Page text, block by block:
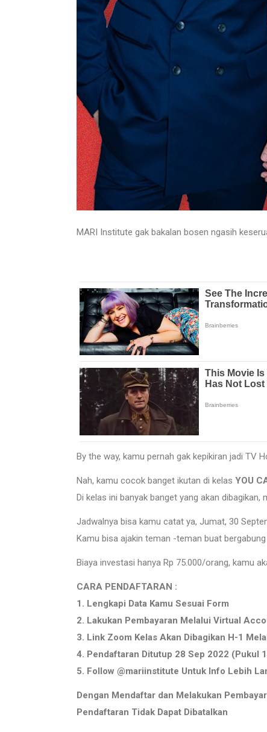
MARI Institute gak bakalan bosen ngasih
By the way, kamu pernah gak kepikiran jadi TV
Nah, kamu cocok banget ikutan di kelas YOU
Di kelas ini banyak banget yang akan
Jadwalnya bisa kamu catat ya, Jumat, 30
Kamu bisa ajakin teman -teman buat bergabung
Biaya investasi hanya Rp 75.000/orang, kamu
CARA PENDAFTARAN :
1. Lengkapi Data Kamu Sesuai Form
2. Lakukan Pembayaran Melalui Virtual
3. Link Zoom Kelas Akan Dibagikan H-1
4. Pendaftaran Ditutup 28 Sep 2022 (Pukul
5. Follow @mariinstitute Untuk Info Lebih
Dengan Mendaftar dan Melakukan
Pendaftaran Tidak Dapat Dibatalkan